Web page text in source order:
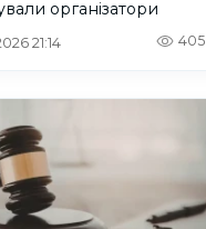
організатори
21:14 405